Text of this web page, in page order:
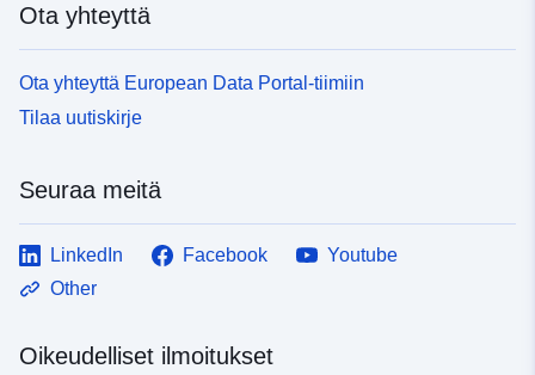
Ota yhteyttä
Ota yhteyttä European Data Portal-tiimiin
Tilaa uutiskirje
Seuraa meitä
LinkedIn Facebook
Youtube
Other
Oikeudelliset ilmoitukset